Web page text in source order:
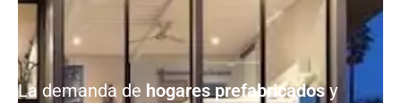
La demanda de hogares prefabricadosy